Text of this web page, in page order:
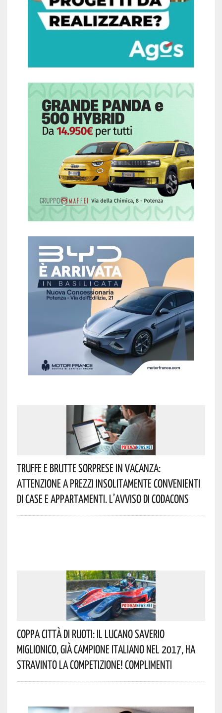
Truffe E Brutte Sorprese In Vacanza:
Attenzione A Prezzi Insolitamente Convenienti
Di Case E Appartamenti. L’avviso Di Codacons
Coppa Città Di Ruoti: Il Lucano Saverio
Miglionico, Già Campione Italiano Nel 2017, Ha
Stravinto La Competizione! Complimenti